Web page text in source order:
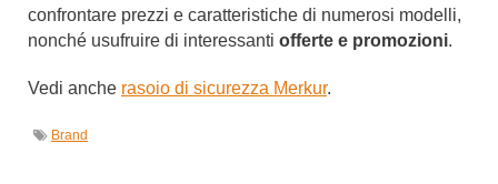
confrontare prezzi e caratteristiche di numerosi modelli,
nonché usufruire di interessanti offerte e promozioni.
Vedi anche rasoio di sicurezza Merkur.
Brand